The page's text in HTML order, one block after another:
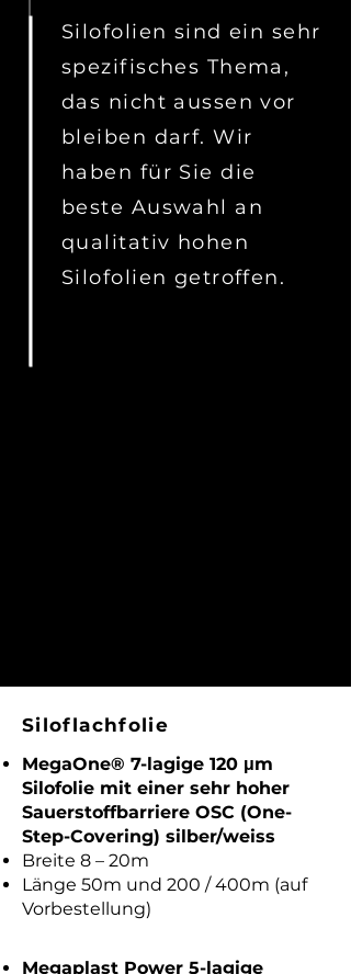
Silofolien sind ein sehr
spezifisches Thema,
das nicht aussen vor
bleiben darf. Wir
haben für Sie die
beste Auswahl an
qualitativ hohen
Silofolien getroffen.
Siloflachfolie
MegaOne® 7-lagige 120 μm
Silofolie mit einer sehr hoher
Sauerstoffbarriere OSC (One-
Step-Covering) silber/weiss
Breite 8 – 20m
Länge 50m und 200 / 400m (auf
Vorbestellung)
Megaplast Power 5-lagige